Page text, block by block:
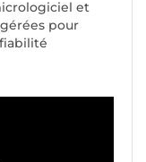
et
pour